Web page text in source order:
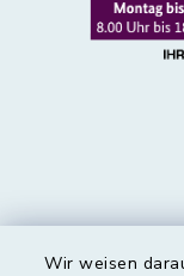
Wir weisen